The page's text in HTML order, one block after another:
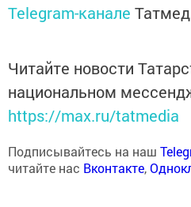
Telegram-канале
Читайте новости
национальном
https://max.ru/tatmedia
Подписывайтесь на наш
читайте нас Вконтакте,